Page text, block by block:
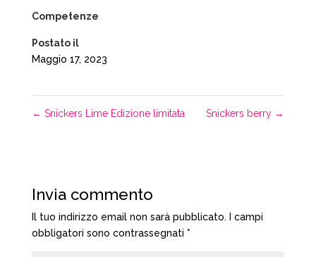
Competenze
Postato il
Maggio 17, 2023
← Snickers Lime Edizione limitata Snickers berry →
Invia commento
Il tuo indirizzo email non sarà pubblicato.
I campi
obbligatori sono contrassegnati *